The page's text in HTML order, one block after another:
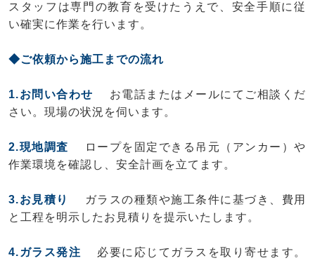
スタッフは専門の教育を受けたうえで、安全手順に従
い確実に作業を行います。
◆ご依頼から施工までの流れ
1.お問い合わせ お電話またはメールにてご相談くだ
さい。現場の状況を伺います。
2.現地調査 ロープを固定できる吊元（アンカー）や
作業環境を確認し、安全計画を立てます。
3.お見積り
ガラスの種類や施工条件に基づき、費用
と工程を明示したお見積りを提示いたします。
4.ガラス発注 必要に応じてガラスを取り寄せます。